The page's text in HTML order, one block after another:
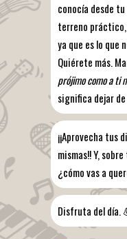
conocía desde
terreno
ya que es lo que
Quiérete más.
prójimo como a ti
significa dejar
¡¡Aprovecha
mismas!! Y,
¿cómo vas a
Disfruta del día.